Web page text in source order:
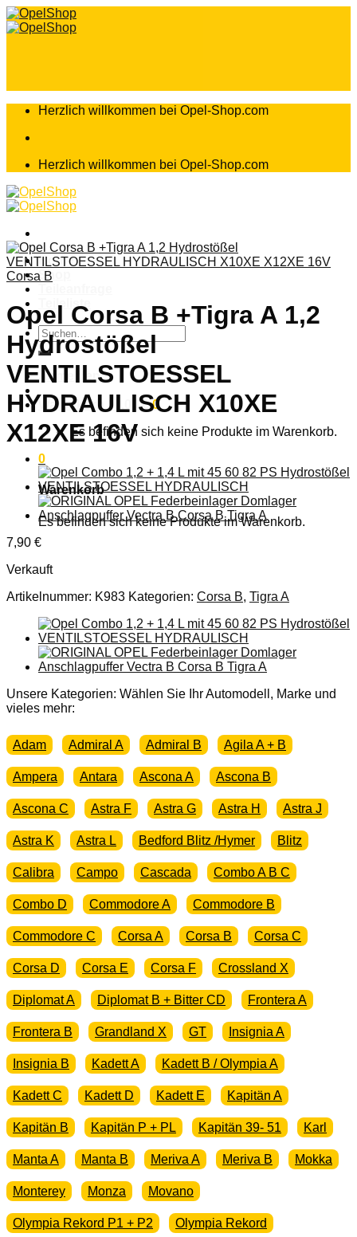
Zum
Inhalt
Herzlich willkommen bei Opel-Shop.com
Herzlich willkommen bei Opel-Shop.com
Home
Shop
Teileliste
Suchen
nach:
Anmelden
Warenkorb / 0,00€ 0
Es befinden sich keine Produkte im Warenkorb.
0
Warenkorb
Es befinden sich keine Produkte im Warenkorb.
Corsa B
Opel Corsa B +Tigra A 1,2
Hydrostößel
VENTILSTOESSEL
HYDRAULISCH X10XE
X12XE 16V
7,90 €
Verkauft
Artikelnummer: K983 Kategorien: Corsa B, Tigra A
Unsere Kategorien: Wählen Sie Ihr Automodell, Marke und
vieles mehr:
Adam Admiral A Admiral B Agila A + B
Ampera Antara Ascona A Ascona B
Ascona C Astra F Astra G Astra H Astra J
Astra K Astra L Bedford Blitz /Hymer Blitz
Calibra Campo Cascada Combo A B C
Combo D Commodore A Commodore B
Commodore C Corsa A Corsa B Corsa C
Corsa D Corsa E Corsa F Crossland X
Diplomat A Diplomat B + Bitter CD Frontera A
Frontera B Grandland X GT Insignia A
Insignia B Kadett A Kadett B / Olympia A
Kadett C Kadett D Kadett E Kapitän A
Kapitän B Kapitän P + PL Kapitän 39- 51 Karl
Manta A Manta B Meriva A Meriva B Mokka
Monterey Monza Movano
Olympia Rekord P1 + P2 Olympia Rekord